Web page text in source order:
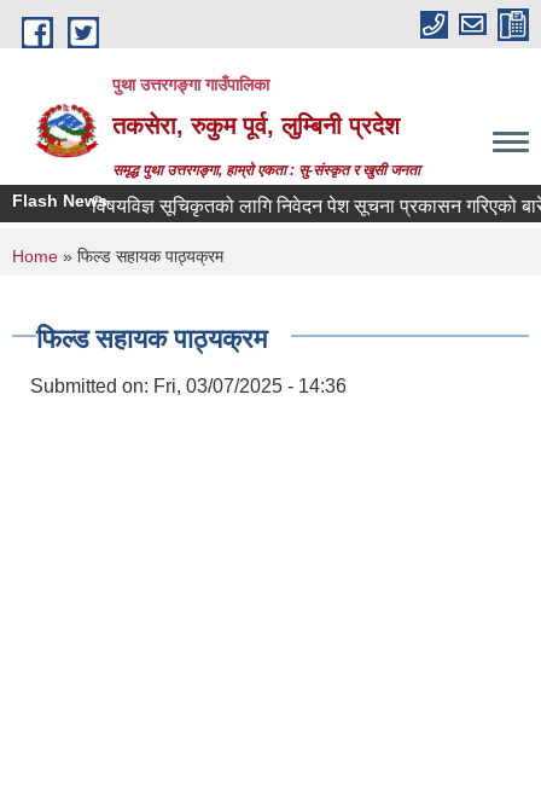
Skip to main content
पुथा उत्तरगङ्गा गाउँपालिका
तकसेरा, रुकुम पूर्व, लुम्बिनी प्रदेश
समृद्ध पुथा उत्तरगङ्गा, हाम्रो एकता : सु-संस्कृत र खुसी जनता
Flash News
विषयविज्ञ सूचिकृतको लागि निवेदन पेश सूचना प्रकासन गरिएको बारे
You are here
Home » फिल्ड सहायक पाठ्यक्रम
फिल्ड सहायक पाठ्यक्रम
Submitted on: Fri, 03/07/2025 - 14:36